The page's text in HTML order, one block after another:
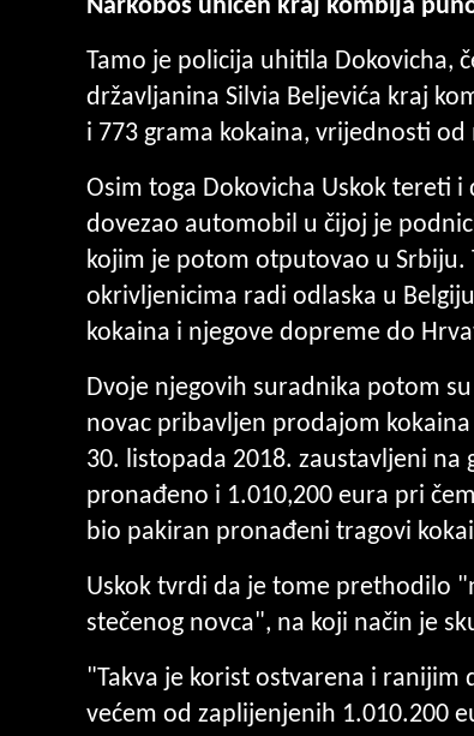
Narkobos uhićen kraj kombija
Tamo je policija uhitila Dokovicha,
državljanina Silvia Beljevića kraj
i 773 grama kokaina, vrijednosti
Osim toga Dokovicha Uskok tereti i
dovezao automobil u čijoj je
kojim je potom otputovao u Srbiju.
okrivljenicima radi odlaska u
kokaina i njegove dopreme do
Dvoje njegovih suradnika potom
novac pribavljen prodajom
30. listopada 2018. zaustavljeni
pronađeno i 1.010,200 eura pri
bio pakiran pronađeni tragovi
Uskok tvrdi da je tome prethodilo
stečenog novca", na koji način je
"Takva je korist ostvarena i
većem od zaplijenjenih 1.010.200